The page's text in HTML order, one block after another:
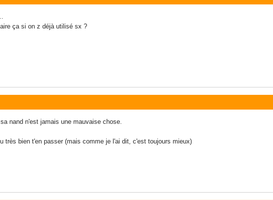
ça si on z déjà utilisé sx ?
nand n'est jamais une mauvaise chose.
très bien t'en passer (mais comme je l'ai dit, c'est toujours mieux)